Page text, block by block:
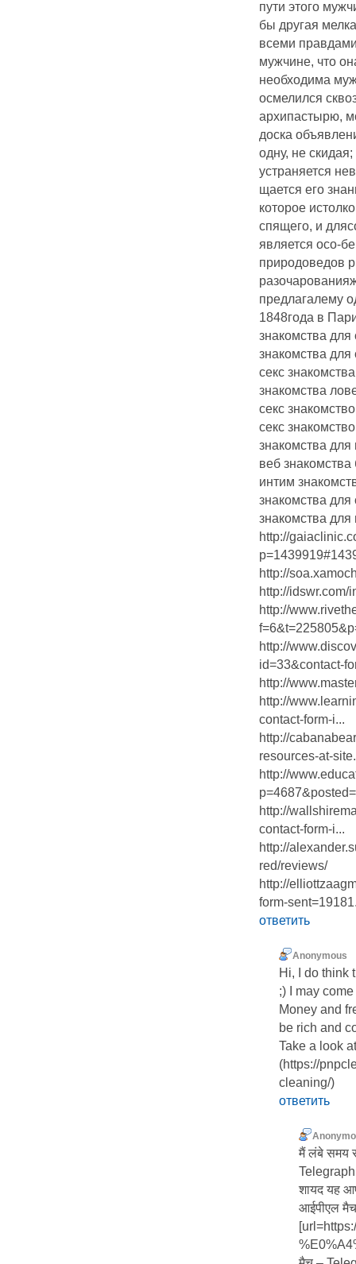
пути этого
бы другая
всеми
мужчине, что
необходима
осмелился
архипастырю,
доска
одну, не
устраняется
щается его
которое
спящего, и
является осо-
природоведов
предлагалему
1848года в
знакомства для
знакомства для
секс
знакомства
секс
секс
знакомства для
веб знакомства
интим
знакомства для
знакомства
http://
http://
http://
http://
http://
id=33&contact-
http://
http://
contact-form-i...
http://
resources-at-
http://
http://
contact-form-i...
http://
red/reviews/
http://
form-
ответить
Anonymous
Hi, I do think
;) I may
Money and
be rich and
Take a look
(https://
cleaning/)
ответить
मैं लंबे समय
Telegraph
शायद यह
आईपीएल